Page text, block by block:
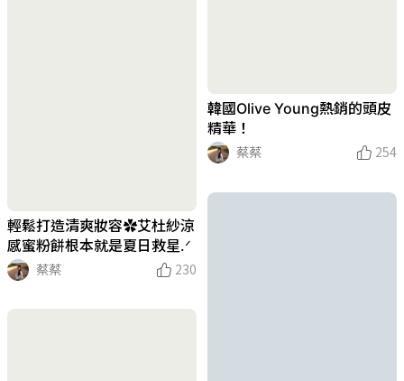
韓國Olive Young熱銷的頭皮
精華！
蔡蔡
254
輕鬆打造清爽妝容✿艾杜紗涼
感蜜粉餅根本就是夏日救星.ᐟ
蔡蔡
230